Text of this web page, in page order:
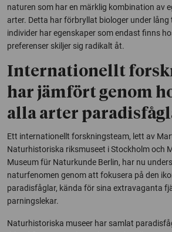
naturen som har en märklig kombination av
arter. Detta har förbryllat biologer under lång
individer har egenskaper som endast finns
preferenser skiljer sig radikalt åt.
Internationellt
har jämfört genom
alla arter
Ett internationellt forskningsteam, lett av
Naturhistoriska riksmuseet i Stockholm och
Museum für Naturkunde Berlin, har nu
naturfenomen genom att fokusera på den
paradisfåglar, kända för sina extravaganta
parningslekar.
Naturhistoriska museer har samlat